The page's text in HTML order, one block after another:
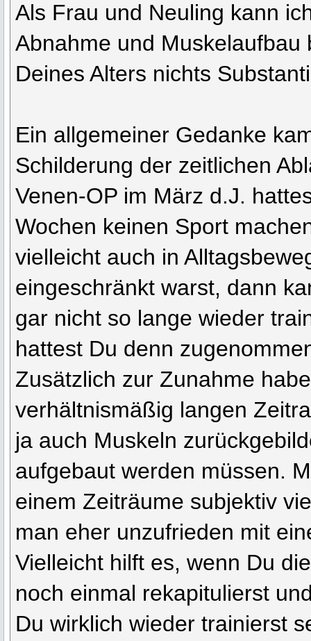
Als Frau und Neuling kann
Abnahme und Muskelaufbau
Deines Alters nichts
Ein allgemeiner Gedanke
Schilderung der zeitlichen
Venen-OP im März d.J.
Wochen keinen Sport
vielleicht auch in
eingeschränkt warst, dann
gar nicht so lange wieder
hattest Du denn
Zusätzlich zur Zunahme
verhältnismäßig langen
ja auch Muskeln
aufgebaut werden müssen.
einem Zeiträume subjektiv
man eher unzufrieden mit
Vielleicht hilft es, wenn Du
noch einmal rekapitulierst
Du wirklich wieder trainierst